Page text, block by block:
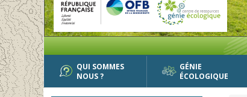
QUI SOMMES
NOUS ?
GÉNIE
ÉCOLOGIQUE